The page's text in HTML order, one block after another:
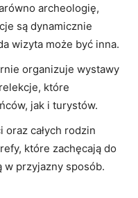
archeologię,
są dynamicznie
​wizyta‍ może być‌ inna.
organizuje wystawy
które
jak i turystów.
oraz całych rodzin
które zachęcają ‍do⁢
‍w‌ przyjazny sposób.